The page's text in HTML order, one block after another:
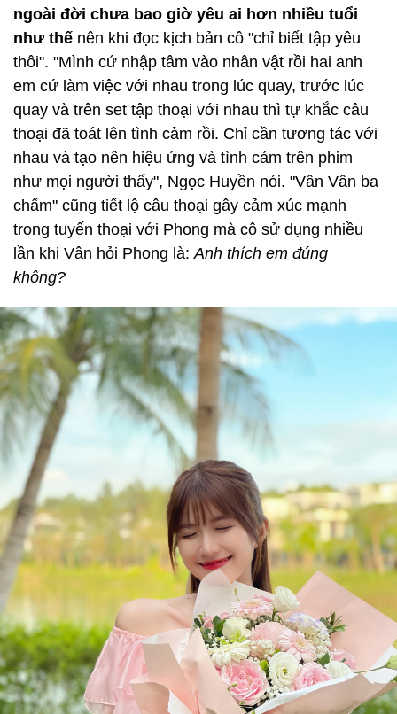
ngoài đời chưa bao giờ yêu ai hơn nhiều tuổi
như thế nên khi đọc kịch bản cô "chỉ biết tập yêu
thôi". "Mình cứ nhập tâm vào nhân vật rồi hai anh
em cứ làm việc với nhau trong lúc quay, trước lúc
quay và trên set tập thoại với nhau thì tự khắc câu
thoại đã toát lên tình cảm rồi. Chỉ cần tương tác với
nhau và tạo nên hiệu ứng và tình cảm trên phim
như mọi người thấy", Ngọc Huyền nói. "Vân Vân ba
chấm" cũng tiết lộ câu thoại gây cảm xúc mạnh
trong tuyến thoại với Phong mà cô sử dụng nhiều
lần khi Vân hỏi Phong là: Anh thích em đúng
không?